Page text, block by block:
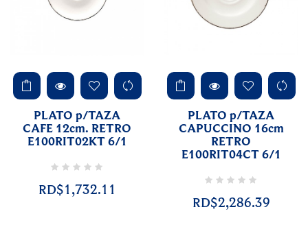
PLATO p/TAZA
CAFE 12cm. RETRO
E100RIT02KT 6/1
RD$1,732.11
PLATO p/TAZA
CAPUCCINO 16cm
RETRO
E100RIT04CT 6/1
RD$2,286.39